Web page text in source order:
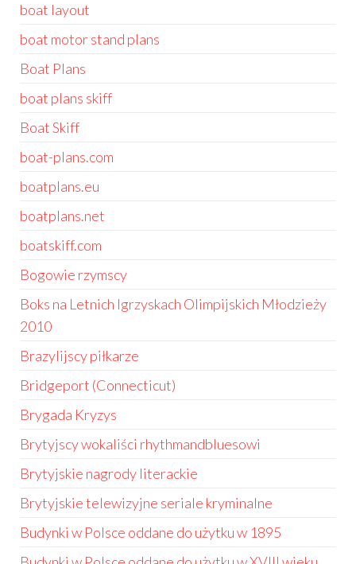
boat layout
boat motor stand plans
Boat Plans
boat plans skiff
Boat Skiff
boat-plans.com
boatplans.eu
boatplans.net
boatskiff.com
Bogowie rzymscy
Boks na Letnich Igrzyskach Olimpijskich Młodzieży
2010
Brazylijscy piłkarze
Bridgeport (Connecticut)
Brygada Kryzys
Brytyjscy wokaliści rhythmandbluesowi
Brytyjskie nagrody literackie
Brytyjskie telewizyjne seriale kryminalne
Budynki w Polsce oddane do użytku w 1895